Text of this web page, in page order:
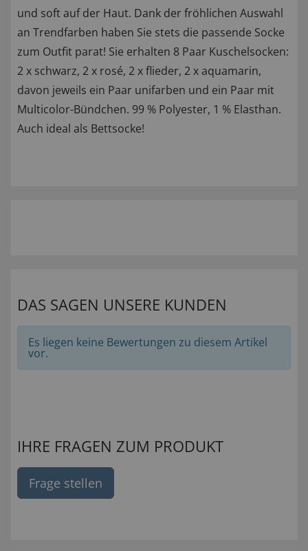
und soft auf der Haut. Dank der fröhlichen Auswahl
an Trendfarben haben Sie stets die passende Socke
zum Outfit parat! Sie erhalten 8 Paar Kuschelsocken:
2 x schwarz, 2 x rosé, 2 x flieder, 2 x aquamarin,
davon jeweils ein Paar unifarben und ein Paar mit
Multicolor-Bündchen. 99 % Polyester, 1 % Elasthan.
Auch ideal als Bettsocke!
DAS SAGEN UNSERE KUNDEN
Es liegen keine Bewertungen zu diesem Artikel
vor.
IHRE FRAGEN ZUM PRODUKT
Frage stellen